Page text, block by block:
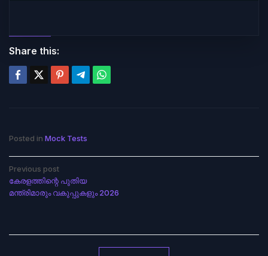
Share this:
Posted in Mock Tests
Post
navigation
Previous post
കേരളത്തിന്റെ പുതിയ
മന്ത്രിമാരും വകുപ്പുകളും 2026